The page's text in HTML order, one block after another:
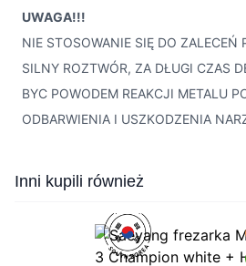
UWAGA!!!
NIE STOSOWANIE SIĘ DO ZALECEŃ
SILNY ROZTWÓR, ZA DŁUGI CZAS
BYC POWODEM REAKCJI METALU
ODBARWIENIA I USZKODZENIA
Press to skip carousel
Inni kupili również